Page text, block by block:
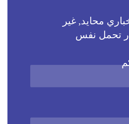
محايد, غير
تحمل نفس